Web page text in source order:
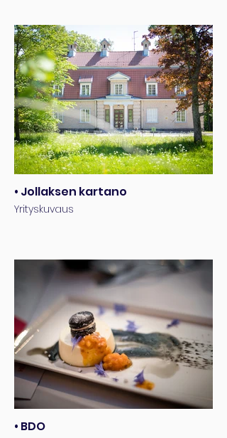
• Jollaksen kartano
Yrityskuvaus
• BDO